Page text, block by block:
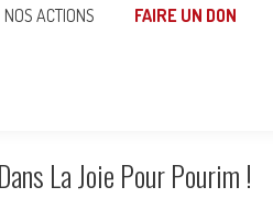
NOS ACTIONS FAIRE UN DON
La Joie Pour Pourim !